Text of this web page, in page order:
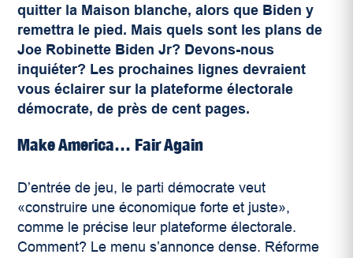
quitter la Maison blanche, alors que Biden y
remettra le pied. Mais quels sont les plans de
Joe Robinette Biden Jr? Devons-nous
inquiéter? Les prochaines lignes devraient
vous éclairer sur la plateforme électorale
démocrate, de près de cent pages.
Make America… Fair Again
D’entrée de jeu, le parti démocrate veut
«construire une économique forte et juste»,
comme le précise leur plateforme électorale.
Comment? Le menu s’annonce dense. Réforme